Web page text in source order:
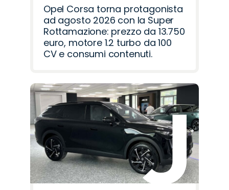
Opel Corsa torna protagonista
ad agosto 2026 con la Super
Rottamazione: prezzo da 13.750
euro, motore 1.2 turbo da 100
CV e consumi contenuti.